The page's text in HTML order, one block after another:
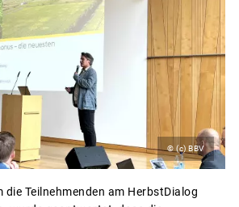
© (c) BBV
die Teilnehmenden am HerbstDialog